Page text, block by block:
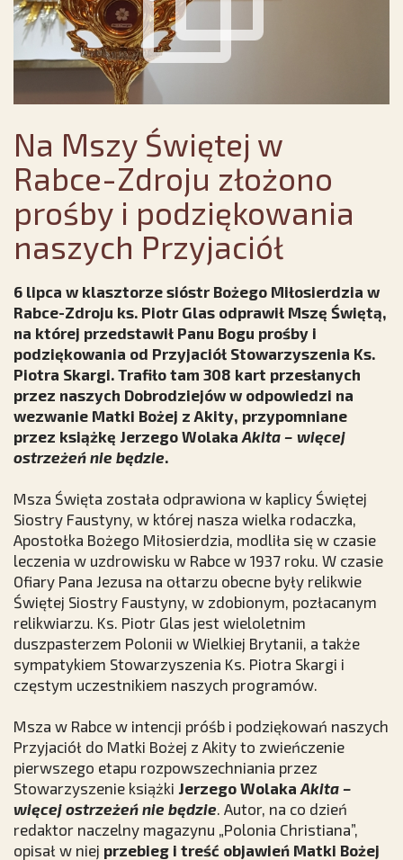
Na Mszy Świętej w
Rabce-Zdroju złożono
prośby i podziękowania
naszych Przyjaciół
6 lipca w klasztorze sióstr Bożego Miłosierdzia w
Rabce-Zdroju ks. Piotr Glas odprawił Mszę Świętą,
na której przedstawił Panu Bogu prośby i
podziękowania od Przyjaciół Stowarzyszenia Ks.
Piotra Skargi. Trafiło tam 308 kart przesłanych
przez naszych Dobrodziejów w odpowiedzi na
wezwanie Matki Bożej z Akity, przypomniane
przez książkę Jerzego Wolaka Akita – więcej
ostrzeżeń nie będzie.
Msza Święta została odprawiona w kaplicy Świętej
Siostry Faustyny, w której nasza wielka rodaczka,
Apostołka Bożego Miłosierdzia, modliła się w czasie
leczenia w uzdrowisku w Rabce w 1937 roku. W czasie
Ofiary Pana Jezusa na ołtarzu obecne były relikwie
Świętej Siostry Faustyny, w zdobionym, pozłacanym
relikwiarzu. Ks. Piotr Glas jest wieloletnim
duszpasterzem Polonii w Wielkiej Brytanii, a także
sympatykiem Stowarzyszenia Ks. Piotra Skargi i
częstym uczestnikiem naszych programów.
Msza w Rabce w intencji próśb i podziękowań naszych
Przyjaciół do Matki Bożej z Akity to zwieńczenie
pierwszego etapu rozpowszechniania przez
Stowarzyszenie książki Jerzego Wolaka Akita –
więcej ostrzeżeń nie będzie . Autor, na co dzień
redaktor naczelny magazynu „Polonia Christiana”,
opisał w niej przebieg i treść objawień Matki Bożej